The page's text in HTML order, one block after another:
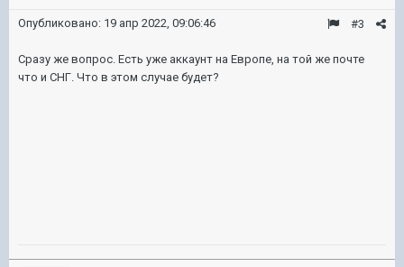
#3
Опубликовано: 19 апр 2022, 09:06:46
Сразу же вопрос. Есть уже аккаунт на Европе, на той же почте
что и СНГ. Что в этом случае будет?